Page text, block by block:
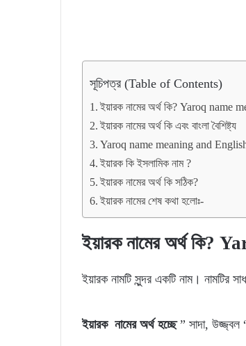
সূচিপত্র (Table of Contents)
ইয়ারক নামের অর্থ কি? Yaroq name
ইয়ারক নামের অর্থ কি এবং বাংলা বৈশিষ্ট্য
Yaroq name meaning and
ইয়ারক কি ইসলামিক নাম ?
ইয়ারক নামের অর্থ কি সঠিক?
ইয়ারক নামের শেষ কথা হলোঃ-
ইয়ারক নামের অর্থ
ইয়ারক নামটি সুন্দর একটি নাম। নামটির
ইয়ারক নামের অর্থ হচ্ছে” সাদা, উজ্জ্বল